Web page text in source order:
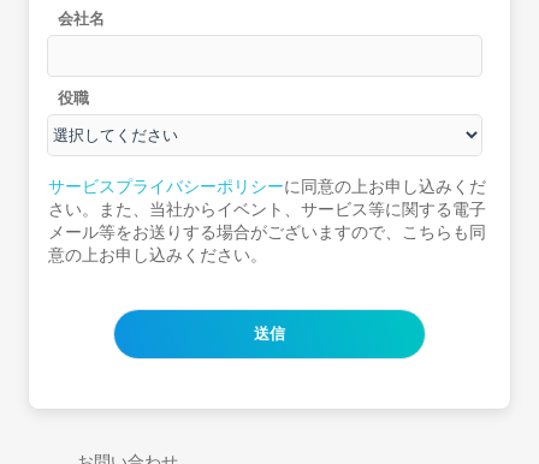
会社名
役職
サービスプライバシーポリシーに同意の上お申し込みくだ
さい。また、当社からイベント、サービス等に関する電子
メール等をお送りする場合がございますので、こちらも同
意の上お申し込みください。